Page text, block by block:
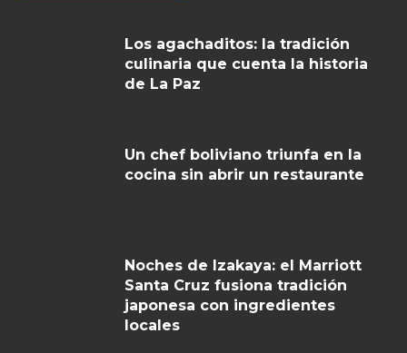
Los agachaditos: la tradición
culinaria que cuenta la historia
de La Paz
Un chef boliviano triunfa en la
cocina sin abrir un restaurante
Noches de Izakaya: el Marriott
Santa Cruz fusiona tradición
japonesa con ingredientes
locales